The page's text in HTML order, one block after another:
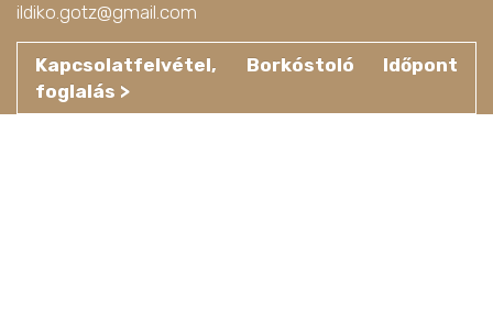
ildiko.gotz@gmail.com
Kapcsolatfelvétel, Borkóstoló Időpont
foglalás >